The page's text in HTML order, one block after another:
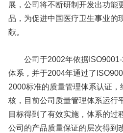
展，公司将不断研制开发出功能
品，为促进中国医疗卫生事业的
献。
公司于2002年依据ISO9001-
体系，并于2004年通过了
2000标准的质量管理体系认证
核，目前公司质量管理体系运行
目标得到了有效实施，体系的过
公司的产品质量保证的层次得到